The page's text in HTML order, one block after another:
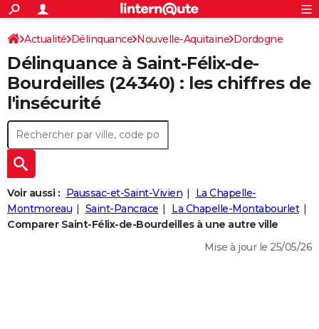
ACTUALITÉS
Politique
Société
Faits Divers
Education
Monde
Villes
+
SPORT
Coupe du monde 2026
Football
Tennis
Cyclisme
Rugby
Forum
Programme TV
TNT
Streaming
Cinéma
Sorties cinéma
Musique
+FINANCE
Retraite
Impôts
Epargne
Immobilier
Risques naturels par ville
Banque
Assurance
CréditAUTO
Essais
Réserver un essai
Citadines
Berlines
SUV
Forum auto
+HIGH-TECH
Mobiles
Meilleur smartphone
Internet
Ordinateurs
Jeux vidéo
Guide high-tech
+
BRICOLAGE
Forum
Aménagement intérieur
Extérieur
Cuisine
Salle de bains
Jardinage
Rangement
+WEEK-END
Rechercher
S'inscrire
Connexion
Actualité Délinquance Nouvelle-Aquitaine Dordogne
Saint-Félix-de-Bourdeilles
Délinquance à Saint-Félix-de-
Bourdeilles(24340) : les chiffres de
l'insécurité
Voir aussi : Paussac-et-Saint-Vivien
La Chapelle-
Montmoreau
Saint-Pancrace
La Chapelle-Montabourlet
Comparer Saint-Félix-de-Bourdeilles à une autre ville
Mise à jour le 25/05/26